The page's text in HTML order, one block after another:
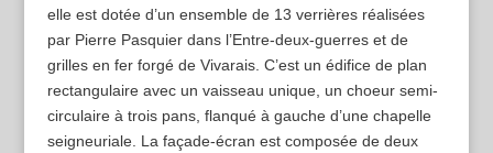
elle est dotée d’un ensemble de 13 verrières réalisées
par Pierre Pasquier dans l’Entre-deux-guerres et de
grilles en fer forgé de Vivarais. C’est un édifice de plan
rectangulaire avec un vaisseau unique, un choeur semi-
circulaire à trois pans, flanqué à gauche d’une chapelle
seigneuriale. La façade-écran est composée de deux